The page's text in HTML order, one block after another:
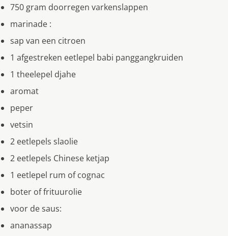
750 gram doorregen varkenslappen
marinade :
sap van een citroen
1 afgestreken eetlepel babi panggangkruiden
1 theelepel djahe
aromat
peper
vetsin
2 eetlepels slaolie
2 eetlepels Chinese ketjap
1 eetlepel rum of cognac
boter of frituurolie
voor de saus:
ananassap